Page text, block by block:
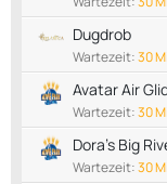
Dugdrob
Wartezeit:30
Avatar Air
Wartezeit:30
Dora’s Big
Wartezeit:30